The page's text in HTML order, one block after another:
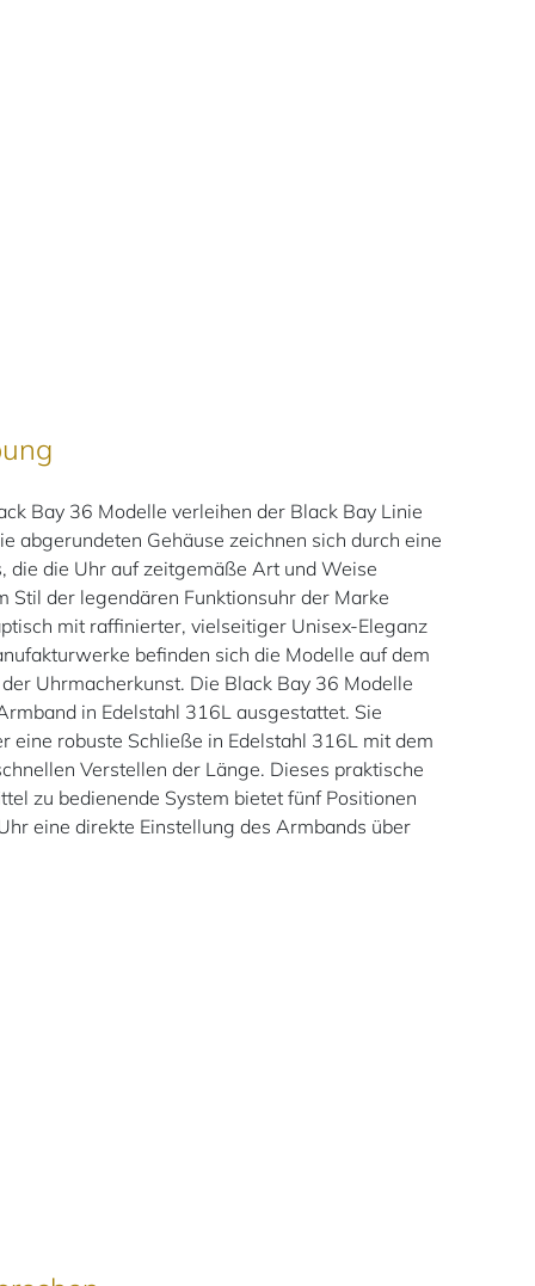
Bay 36 Modelle verleihen der Black Bay Linie
abgerundeten Gehäuse zeichnen sich durch eine
die die Uhr auf zeitgemäße Art und Weise
Stil der legendären Funktionsuhr der Marke
mit raffinierter, vielseitiger Unisex-Eleganz
befinden sich die Modelle auf dem
Uhrmacherkunst. Die Black Bay 36 Modelle
in Edelstahl 316L ausgestattet. Sie
eine robuste Schließe in Edelstahl 316L mit dem
Verstellen der Länge. Dieses praktische
zu bedienende System bietet fünf Positionen
eine direkte Einstellung des Armbands über